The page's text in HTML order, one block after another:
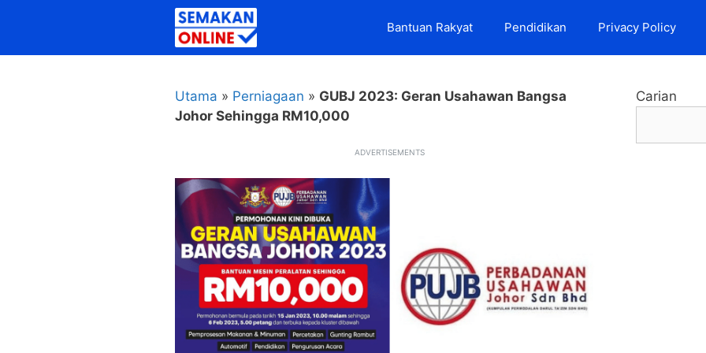
Bantuan Rakyat Pendidikan Privacy Policy
Utama » Perniagaan » GUBJ 2023: Geran Usahawan Bangsa
Johor Sehingga RM10,000
ADVERTISEMENTS
Carian